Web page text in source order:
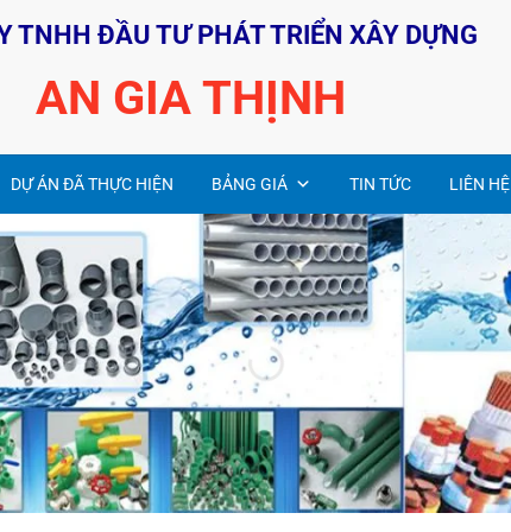
TNHH ĐẦU TƯ PHÁT TRIỂN XÂY DỰNG
AN GIA THỊNH
DỰ ÁN ĐÃ THỰC HIỆN BẢNG GIÁ TIN TỨC LIÊN HỆ